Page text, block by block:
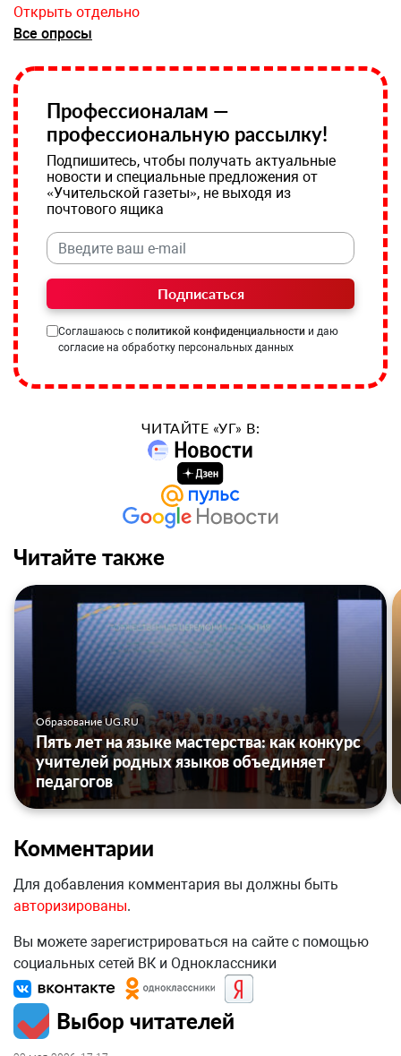
Открыть отдельно
Все опросы
Профессионалам —
профессиональную рассылку!
Подпишитесь, чтобы получать актуальные
новости и специальные предложения от
«Учительской газеты», не выходя из
почтового ящика
Подписаться
Соглашаюсь с политикой конфиденциальности и даю
согласие на обработку персональных данных
ЧИТАЙТЕ «УГ» В:
Читайте также
Образование UG.RU
Пять лет на языке мастерства: как конкурс
учителей родных языков объединяет
педагогов
Комментарии
Для добавления комментария вы должны быть
авторизированы.
Вы можете зарегистрироваться на сайте с помощью
социальных сетей ВК и Одноклассники
Выбор читателей